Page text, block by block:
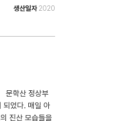
생산일자 2020
문학산 정상부
되었다. 매일 아
진산 모습들을